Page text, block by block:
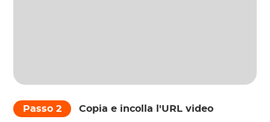
Passo 2 Copia e incolla l'URL video